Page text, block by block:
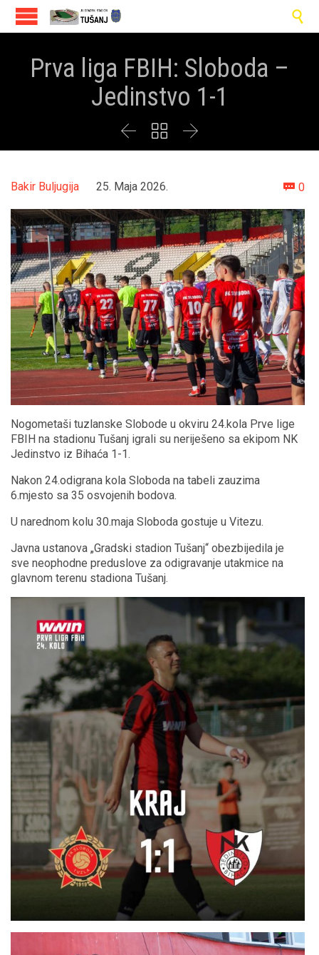

Prva liga FBIH: Sloboda –
Jedinstvo 1-1
  
Bakir Buljugija 25. Maja 2026.  0
Nogometaši tuzlanske Slobode u okviru 24.kola Prve lige
FBIH na stadionu Tušanj igrali su neriješeno sa ekipom NK
Jedinstvo iz Bihaća 1-1.
Nakon 24.odigrana kola Sloboda na tabeli zauzima
6.mjesto sa 35 osvojenih bodova.
U narednom kolu 30.maja Sloboda gostuje u Vitezu.
Javna ustanova „Gradski stadion Tušanj“ obezbijedila je
sve neophodne preduslove za odigravanje utakmice na
glavnom terenu stadiona Tušanj.